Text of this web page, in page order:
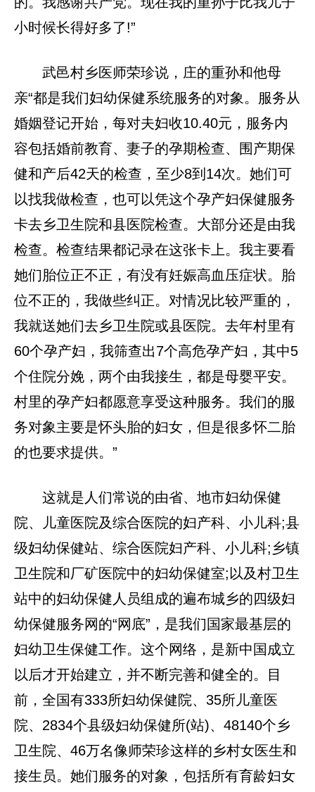
小时候长得好多了!”
武邑村乡医师荣珍说，庄的重孙和他母
亲“都是我们妇幼保健系统服务的对象。服务从
婚姻登记开始，每对夫妇收10.40元，服务内
容包括婚前教育、妻子的孕期检查、围产期保
健和产后42天的检查，至少8到14次。她们可
以找我做检查，也可以凭这个孕产妇保健服务
卡去乡卫生院和县医院检查。大部分还是由我
检查。检查结果都记录在这张卡上。我主要看
她们胎位正不正，有没有妊娠高血压症状。胎
位不正的，我做些纠正。对情况比较严重的，
我就送她们去乡卫生院或县医院。去年村里有
60个孕产妇，我筛查出7个高危孕产妇，其中5
个住院分娩，两个由我接生，都是母婴平安。
村里的孕产妇都愿意享受这种服务。我们的服
务对象主要是怀头胎的妇女，但是很多怀二胎
的也要求提供。”
这就是人们常说的由省、地市妇幼保健
院、儿童医院及综合医院的妇产科、小儿科;县
级妇幼保健站、综合医院妇产科、小儿科;乡镇
卫生院和厂矿医院中的妇幼保健室;以及村卫生
站中的妇幼保健人员组成的遍布城乡的四级妇
幼保健服务网的“网底”，是我们国家最基层的
妇幼卫生保健工作。这个网络，是新中国成立
以后才开始建立，并不断完善和健全的。目
前，全国有333所妇幼保健院、35所儿童医
院、2834个县级妇幼保健所(站)、48140个乡
卫生院、46万名像师荣珍这样的乡村女医生和
接生员。她们服务的对象，包括所有育龄妇女